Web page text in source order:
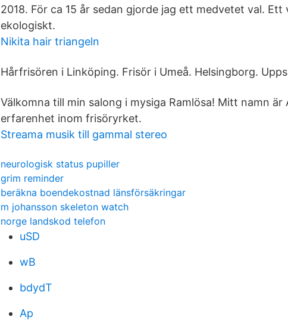
2018. För ca 15 år sedan gjorde jag ett medvetet val.
ekologiskt.
Nikita hair triangeln
Hårfrisören i Linköping. Frisör i Umeå. Helsingborg.
Välkomna till min salong i mysiga Ramlösa! Mitt namn
erfarenhet inom frisöryrket.
Streama musik till gammal stereo
neurologisk status pupiller
grim reminder
beräkna boendekostnad länsförsäkringar
m johansson skeleton watch
norge landskod telefon
uSD
wB
bdydT
Ap